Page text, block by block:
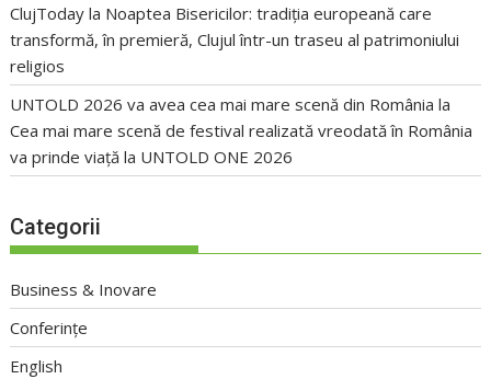
ClujToday la Noaptea Bisericilor: tradiția europeană care
transformă, în premieră, Clujul într-un traseu al patrimoniului
religios
UNTOLD 2026 va avea cea mai mare scenă din România la
Cea mai mare scenă de festival realizată vreodată în România
va prinde viață la UNTOLD ONE 2026
Categorii
Business & Inovare
Conferințe
English